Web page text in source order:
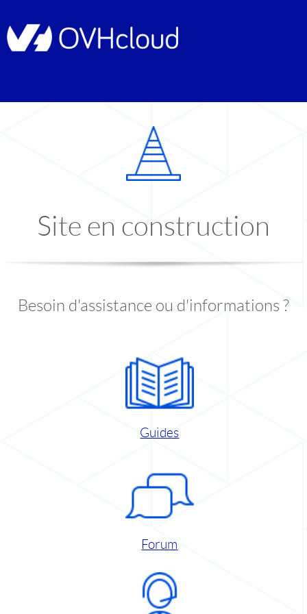
Site en construction
Besoin d'assistance ou d'informations ?
Guides
Forum